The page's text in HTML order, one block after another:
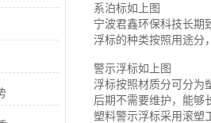
系泊标如上图
宁波君鑫环保科技长期
浮标的种类按照用途分
警示浮标如上图
浮标按照材质分可分为
后期不需要维护，能够
塑料警示浮标采用滚塑